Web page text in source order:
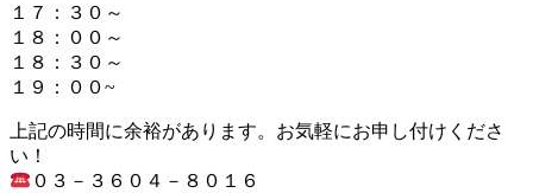
１７：３０～
１８：００～
１８：３０～
１９：００~
上記の時間に余裕があります。お気軽にお申し付けくださ
い！
０３－３６０４－８０１６